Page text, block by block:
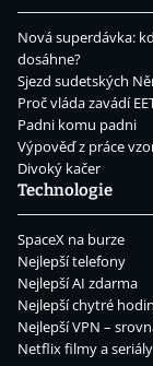
Nová superdávka:
dosáhne?
Sjezd sudetských
Proč vláda zavádí
Padni komu padni
Výpověď z práce
Divoký kačer
Technologie
SpaceX na burze
Nejlepší telefony
Nejlepší AI zdarma
Nejlepší chytré
Nejlepší VPN –
Netflix filmy a seriály